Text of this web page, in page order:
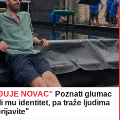
NA AERODROMU
Kačket na glavi, atlet
SE OGLASILA NAKON
U CRNOJ GORI
klip, svi gledaju u ONO ŠTO
se u ogledalu, dlaka sa
ne fali
"ONI MOLE DA UĐU U ELITU
Virijević raskrinkao rijaliti